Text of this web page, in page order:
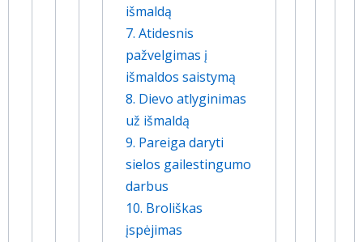
išmaldą
7. Atidesnis
pažvelgimas į
išmaldos saistymą
8. Dievo atlyginimas
už išmaldą
9. Pareiga daryti
sielos gailestingumo
darbus
10. Broliškas
įspėjimas